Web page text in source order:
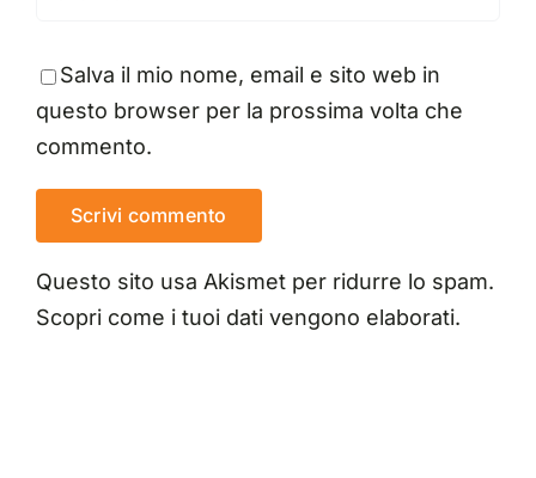
Salva il mio nome, email e sito web in
questo browser per la prossima volta che
commento.
Questo sito usa Akismet per ridurre lo spam.
Scopri come i tuoi dati vengono elaborati.